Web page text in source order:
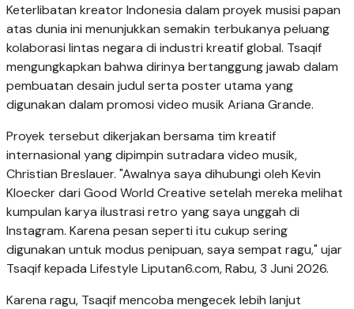
Keterlibatan kreator Indonesia dalam proyek musisi papan
atas dunia ini menunjukkan semakin terbukanya peluang
kolaborasi lintas negara di industri kreatif global. Tsaqif
mengungkapkan bahwa dirinya bertanggung jawab dalam
pembuatan desain judul serta poster utama yang
digunakan dalam promosi video musik Ariana Grande.
Proyek tersebut dikerjakan bersama tim kreatif
internasional yang dipimpin sutradara video musik,
Christian Breslauer. "Awalnya saya dihubungi oleh Kevin
Kloecker dari Good World Creative setelah mereka melihat
kumpulan karya ilustrasi retro yang saya unggah di
Instagram. Karena pesan seperti itu cukup sering
digunakan untuk modus penipuan, saya sempat ragu," ujar
Tsaqif kepada Lifestyle Liputan6.com, Rabu, 3 Juni 2026.
Karena ragu, Tsaqif mencoba mengecek lebih lanjut